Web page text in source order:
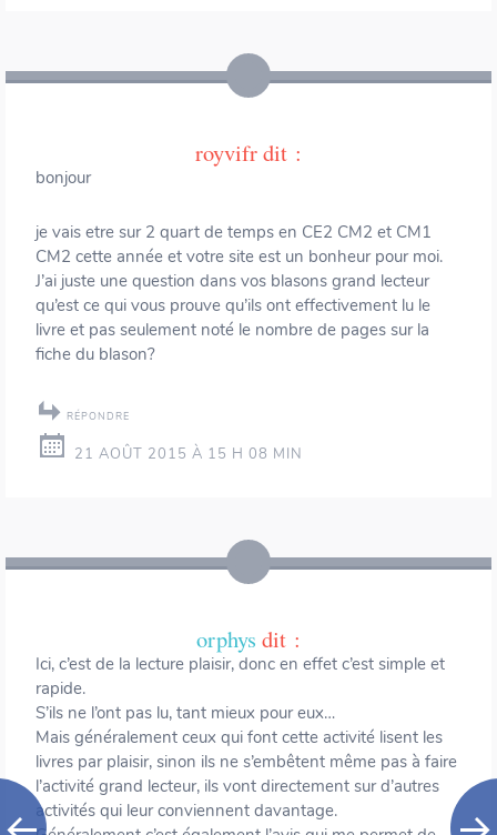
royvifrdit :
bonjour
je vais etre sur 2 quart de temps en CE2 CM2 et CM1
CM2 cette année et votre site est un bonheur pour moi.
J’ai juste une question dans vos blasons grand lecteur
qu’est ce qui vous prouve qu’ils ont effectivement lu le
livre et pas seulement noté le nombre de pages sur la
fiche du blason?
RÉPONDRE
21 AOÛT 2015 À 15 H 08 MIN
orphys dit :
Ici, c’est de la lecture plaisir, donc en effet c’est simple et
rapide.
S’ils ne l’ont pas lu, tant mieux pour eux…
Mais généralement ceux qui font cette activité lisent les
livres par plaisir, sinon ils ne s’embêtent même pas à faire
l’activité grand lecteur, ils vont directement sur d’autres
activités qui leur conviennent davantage.